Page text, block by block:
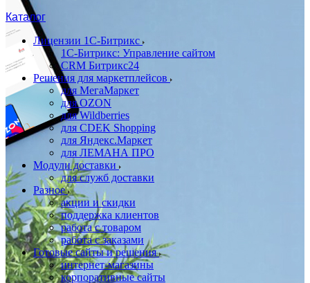
Каталог
Лицензии 1С-Битрикс
1С-Битрикс: Управление сайтом
CRM Битрикс24
Решения для маркетплейсов
для МегаМаркет
для OZON
для Wildberries
для CDEK Shopping
для Яндекс.Маркет
для ЛЕМАНА ПРО
Модули доставки
для служб доставки
Разное
акции и скидки
поддержка клиентов
работа с товаром
работа с заказами
Готовые сайты и решения
интернет-магазины
корпоративные сайты